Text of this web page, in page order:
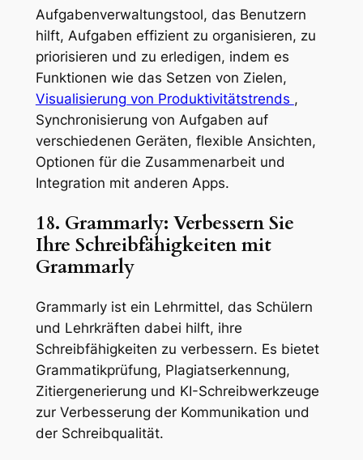
Aufgabenverwaltungstool, das Benutzern
hilft, Aufgaben effizient zu organisieren, zu
priorisieren und zu erledigen, indem es
Funktionen wie das Setzen von Zielen,
Visualisierung von Produktivitätstrends ,
Synchronisierung von Aufgaben auf
verschiedenen Geräten, flexible Ansichten,
Optionen für die Zusammenarbeit und
Integration mit anderen Apps.
18. Grammarly: Verbessern Sie
Ihre Schreibfähigkeiten mit
Grammarly
Grammarly ist ein Lehrmittel, das Schülern
und Lehrkräften dabei hilft, ihre
Schreibfähigkeiten zu verbessern. Es bietet
Grammatikprüfung, Plagiatserkennung,
Zitiergenerierung und KI-Schreibwerkzeuge
zur Verbesserung der Kommunikation und
der Schreibqualität.